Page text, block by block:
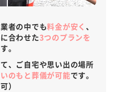
者の中でも料金が安く 、
合わせた3つのプランを
。
、ご自宅や思い出の場所
のもと葬儀が可能です。
）